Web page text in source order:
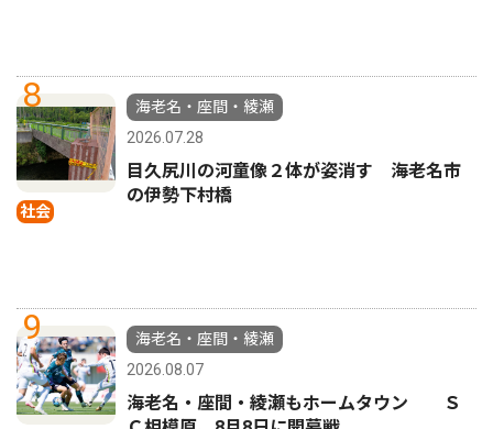
8
社会
海老名・座間・綾瀬
2026.07.28
目久尻川の河童像２体が姿消す 海老名市
の伊勢下村橋
9
海老名・座間・綾瀬
2026.08.07
海老名・座間・綾瀬もホームタウン Ｓ